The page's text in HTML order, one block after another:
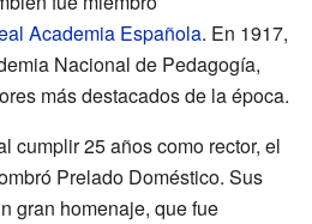
Academia Española. En 1917,
Nacional de Pedagogía,
más destacados de la época.
cumplir 25 años como rector, el
Prelado Doméstico. Sus
gran homenaje, que fue